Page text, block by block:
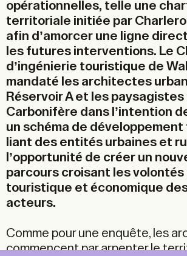
opérationnelles, telle une
territoriale initiée par
afin d’amorcer une ligne
les futures interventions. Le
d’ingénierie touristique de
mandaté les architectes
Réservoir A et les paysagistes
Carbonifère dans l’intention
un schéma de
liant des entités urbaines et
l’opportunité de créer un
parcours croisant les volontés
touristique et économique
acteurs.
Comme pour une enquête, les
commencent par arpenter le